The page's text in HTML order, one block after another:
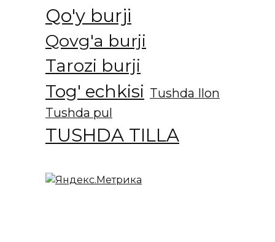
Qo'y burji
Qovg'a burji
Tarozi burji
Tog' echkisi Tushda Ilon
Tushda pul
TUSHDA TILLA